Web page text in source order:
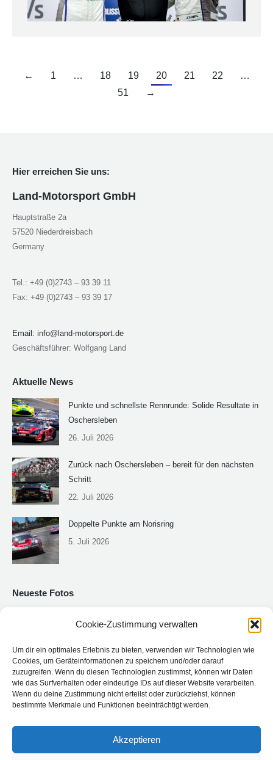
Cookie-Zustimmung verwalten
Um dir ein optimales Erlebnis zu bieten, verwenden wir Technologien wie
Cookies, um Geräteinformationen zu speichern und/oder darauf
zuzugreifen. Wenn du diesen Technologien zustimmst, können wir Daten
wie das Surfverhalten oder eindeutige IDs auf dieser Website verarbeiten.
Wenn du deine Zustimmung nicht erteilst oder zurückziehst, können
bestimmte Merkmale und Funktionen beeinträchtigt werden.
Akzeptieren
← 1 … 18 19 20 21 22
…
51
→
Hier erreichen Sie uns:
Land-Motorsport GmbH
Hauptstraße 2a
57520 Niederdreisbach
Germany
Tel.: +49 (0)2743 – 93 39 11
Fax: +49 (0)2743 – 93 39 17
Email: info@land-motorsport.de
Geschäftsführer: Wolfgang Land
Aktuelle News
Punkte und schnellste Rennrunde: Solide Resultate in
Oschersleben
26. Juli 2026
Zurück nach Oschersleben – bereit für den nächsten
Schritt
22. Juli 2026
Doppelte Punkte am Norisring
5. Juli 2026
Neueste Fotos